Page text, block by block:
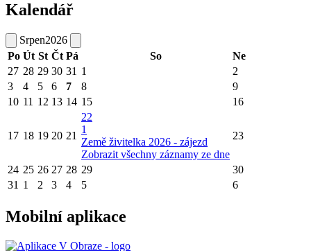
Kalendář
Srpen2026
Po Út St Čt Pá So
Ne
27 28 29 30 31 1
2
3
4 5 6 7 8
9
10 11 12 13 14 15 16
17 18 19 20 21
22
1
Země živitelka 2026 - zájezd
Zobrazit všechny záznamy ze dne
23
24 25 26 27 28 29
30
31 1 2 3 4 5 6
Mobilní aplikace